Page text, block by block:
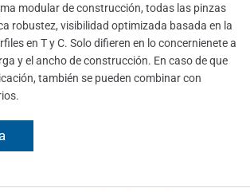
modular de construcción, todas las pinzas
robustez, visibilidad optimizada basada en la
en T y C. Solo difieren en lo concernienete a
y el ancho de construcción. En caso de que
también se pueden combinar con